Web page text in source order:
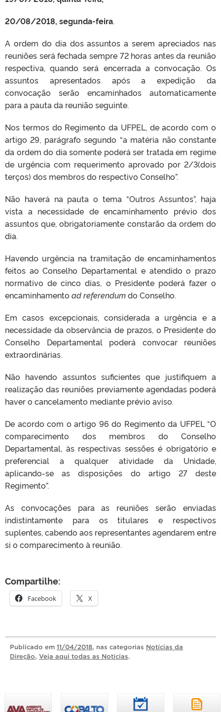
20/08/2018, segunda-feira.
A ordem do dia dos assuntos a serem apreciados nas
reuniões será fechada sempre 72 horas antes da reunião
respectiva, quando será encerrada a convocação. Os
assuntos apresentados após a expedição da
convocação serão encaminhados automaticamente
para a pauta da reunião seguinte.
Nos termos do Regimento da UFPEL, de acordo com o
artigo 29, parágrafo segundo “a matéria não constante
da ordem do dia somente poderá ser tratada em regime
de urgência com requerimento aprovado por 2/3(dois
terços) dos membros do respectivo Conselho”.
Não haverá na pauta o tema “Outros Assuntos”, haja
vista a necessidade de encaminhamento prévio dos
assuntos que, obrigatoriamente constarão da ordem do
dia.
Havendo urgência na tramitação de encaminhamentos
feitos ao Conselho Departamental e atendido o prazo
normativo de cinco dias, o Presidente poderá fazer o
encaminhamento ad referendumdo Conselho.
Em casos excepcionais, considerada a urgência e a
necessidade da observância de prazos, o Presidente do
Conselho Departamental poderá convocar reuniões
extraordinárias.
Não havendo assuntos suficientes que justifiquem a
realização das reuniões previamente agendadas poderá
haver o cancelamento mediante prévio aviso.
De acordo com o artigo 96 do Regimento da UFPEL “O
comparecimento dos membros do Conselho
Departamental, às respectivas sessões é obrigatório e
preferencial a qualquer atividade da Unidade,
aplicando-se as disposições do artigo 27 deste
Regimento”.
As convocações para as reuniões serão enviadas
indistintamente para os titulares e respectivos
suplentes, cabendo aos representantes agendarem entre
si o comparecimento à reunião.
Compartilhe:
Facebook X
Publicado em 11/04/2018, nas categorias Notícias da
Direção, Veja aqui todas as Notícias.